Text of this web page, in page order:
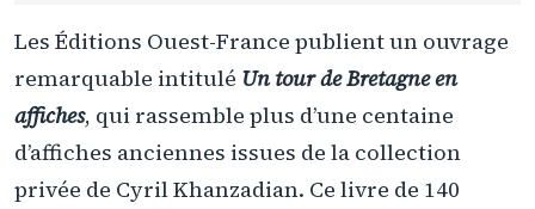
Les Éditions Ouest-France publient un ouvrage
remarquable intitulé Un tour de Bretagne en
affiches, qui rassemble plus d’une centaine
d’affiches anciennes issues de la collection
privée de Cyril Khanzadian. Ce livre de 140